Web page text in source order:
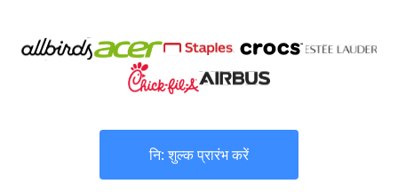
नि: शुल्क प्रारंभ करें